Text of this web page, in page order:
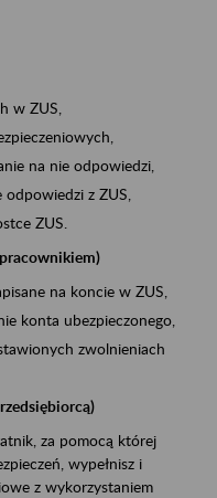
w ZUS,
na nie odpowiedzi,
z ZUS,
ZUS.
na koncie w ZUS,
konta ubezpieczonego,
zwolnieniach
za pomocą której
wypełnisz i
z wykorzystaniem